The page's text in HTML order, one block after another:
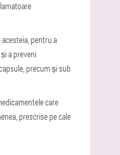
pentru a
a preveni
precum și sub
care
prescrise pe cale